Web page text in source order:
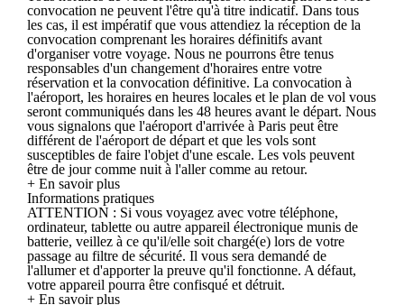
convocation ne peuvent l'être qu'à titre indicatif. Dans tous
les cas, il est impératif que vous attendiez la réception de la
convocation comprenant les horaires définitifs avant
d'organiser votre voyage. Nous ne pourrons être tenus
responsables d'un changement d'horaires entre votre
réservation et la convocation définitive. La convocation à
l'aéroport, les horaires en heures locales et le plan de vol vous
seront communiqués dans les 48 heures avant le départ. Nous
vous signalons que l'aéroport d'arrivée à Paris peut être
différent de l'aéroport de départ et que les vols sont
susceptibles de faire l'objet d'une escale. Les vols peuvent
être de jour comme nuit à l'aller comme au retour.
+ En savoir plus
Informations pratiques
ATTENTION : Si vous voyagez avec votre téléphone,
ordinateur, tablette ou autre appareil électronique munis de
batterie, veillez à ce qu'il/elle soit chargé(e) lors de votre
passage au filtre de sécurité. Il vous sera demandé de
l'allumer et d'apporter la preuve qu'il fonctionne. A défaut,
votre appareil pourra être confisqué et détruit.
+ En savoir plus